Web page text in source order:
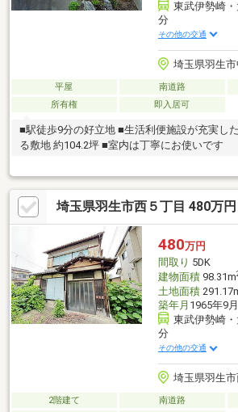
東武伊勢崎
分
その他の交通
埼玉県羽生市
平屋 南道路
所有権
即入居可
■駅徒歩9分の好立地 ■生活利便施設が充実した住環境 ■ゆとりあ
る敷地 約104.2坪 ■室内は丁寧にお使いです
埼玉県羽生市西５丁目 480万
480万円
間取り 5DK
建物面積98.31m
土地面積
築年月 1965年9
東武伊勢崎
分
その他の交通
埼玉県羽生市
2階建て 南道路